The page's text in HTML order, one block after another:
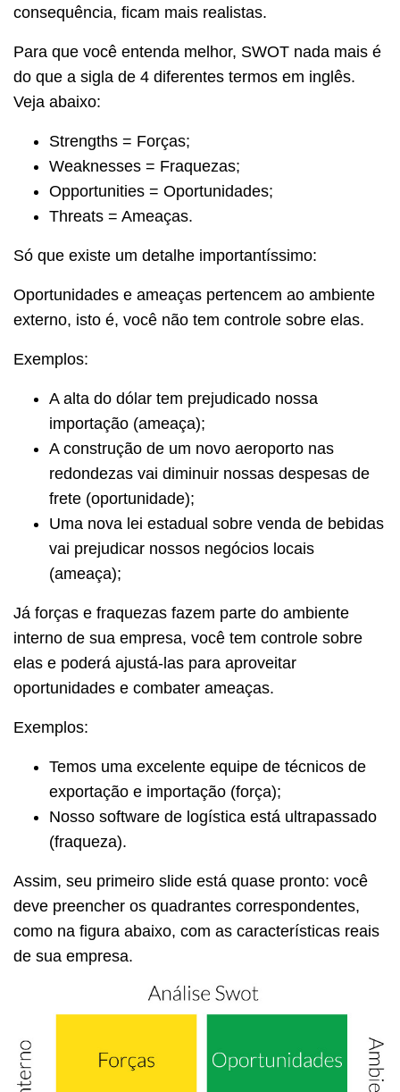
consequência, ficam mais realistas.
Para que você entenda melhor, SWOT nada mais é
do que a sigla de 4 diferentes termos em inglês.
Veja abaixo:
Strengths = Forças;
Weaknesses = Fraquezas;
Opportunities = Oportunidades;
Threats = Ameaças.
Só que existe um detalhe importantíssimo:
Oportunidades e ameaças pertencem ao ambiente
externo, isto é, você não tem controle sobre elas.
Exemplos:
A alta do dólar tem prejudicado nossa
importação (ameaça);
A construção de um novo aeroporto nas
redondezas vai diminuir nossas despesas de
frete (oportunidade);
Uma nova lei estadual sobre venda de bebidas
vai prejudicar nossos negócios locais
(ameaça);
Já forças e fraquezas fazem parte do ambiente
interno de sua empresa, você tem controle sobre
elas e poderá ajustá-las para aproveitar
oportunidades e combater ameaças.
Exemplos:
Temos uma excelente equipe de técnicos de
exportação e importação (força);
Nosso software de logística está ultrapassado
(fraqueza).
Assim, seu primeiro slide está quase pronto: você
deve preencher os quadrantes correspondentes,
como na figura abaixo, com as características reais
de sua empresa.